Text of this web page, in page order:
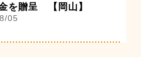
を贈呈 【岡山】
05